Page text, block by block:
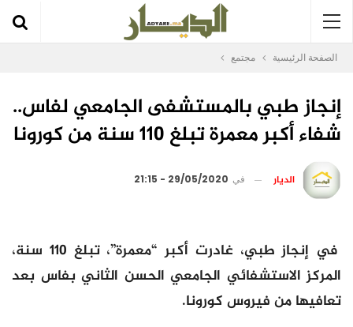
الصفحة الرئيسية مجتمع
إنجاز طبي بالمستشفى الجامعي لفاس..
شفاء أكبر معمرة تبلغ 110 سنة من كورونا
الديار في 29/05/2020 - 21:15
في إنجاز طبي، غادرت أكبر “معمرة”، تبلغ 110 سنة،
المركز الاستشفائي الجامعي الحسن الثاني بفاس بعد
تعافيها من فيروس كورونا.